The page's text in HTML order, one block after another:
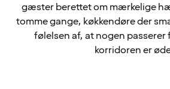
gæster berettet om mærkelige
tomme gange, køkkendøre der
følelsen af, at nogen passerer
korridoren er